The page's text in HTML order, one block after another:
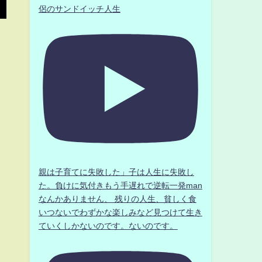
侶のサンドイッチ人生
親は子育てに失敗した」子は人生に失敗し
た。負けに気付きもう手遅れで逆転一発man
なんかありません、 残りの人生、貧しく食
いつないでわずかな楽しみなど見つけて生き
ていくしかないのです。ないのです。